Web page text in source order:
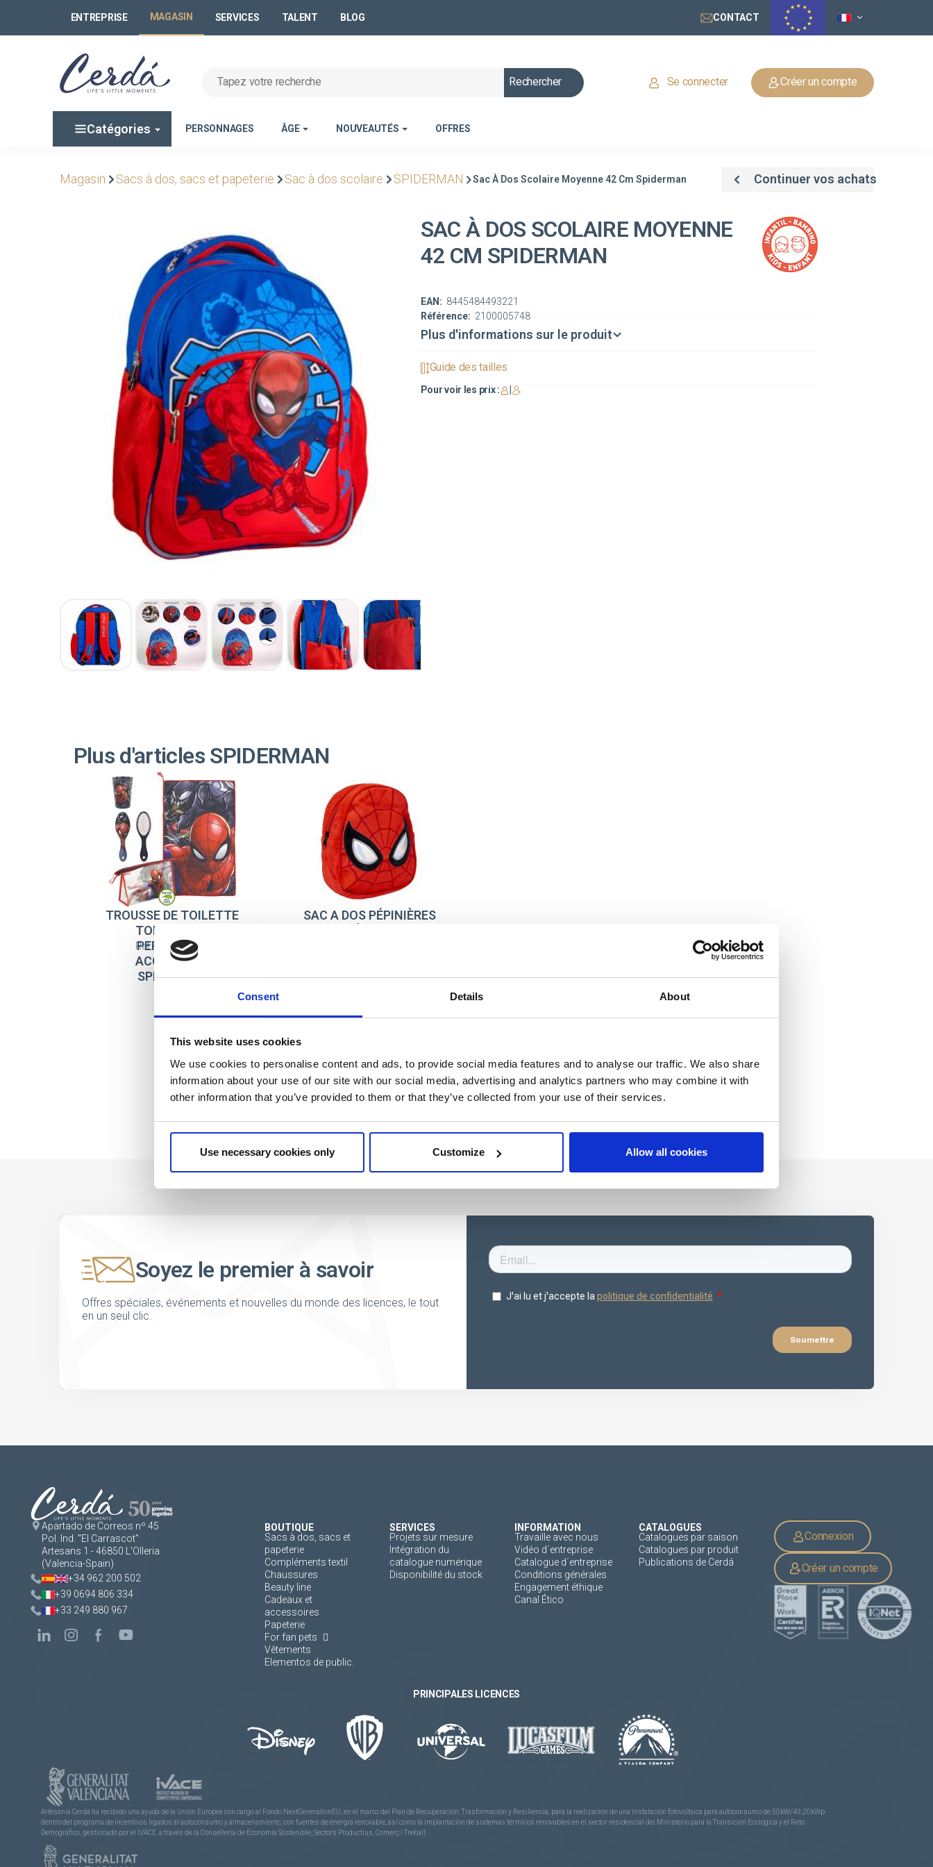
Consent Details About
This website uses cookies
We use cookies to personalise content and ads, to provide social media features and to analyse our traffic. We also share
information about your use of our site with our social media, advertising and analytics partners who may combine it with
other information that you’ve provided to them or that they’ve collected from your use of their services.
Use necessary cookies only Customize Allow all cookies
ENTREPRISE MAGASIN SERVICES TALENT BLOG CONTACT
Rechercher Se connecter Créer un compte
Catégories PERSONNAGES ÂGE NOUVEAUTÉS OFFRES
Magasin Sacs à dos, sacs et papeterie Sac à dos scolaire SPIDERMAN Sac À Dos Scolaire Moyenne 42 Cm Spiderman Continuer vos achats
SAC À DOS SCOLAIRE MOYENNE
42 CM SPIDERMAN
Référence: 2100005748
EAN: 8445484493221
Plus d'informations sur le produit
Guide des tailles
Pour voir les prix :
Plus d'articles SPIDERMAN
TROUSSE DE TOILETTE
TOILETTAGE
PERSONNEL
ACCESSOIRE
SPIDERMAN
Ref: 2100003467
SAC A DOS PÉPINIÈRES
Soyez le premier à savoir
Offres spéciales, événements et nouvelles du monde des licences, le tout
en un seul clic.
Apartado de Correos nº 45
Pol. Ind. "El Carrascot"
Artesans 1 - 46850 L'Olleria
(Valencia-Spain)
+34 962 200 502
+39 0694 806 334
+33 249 880 967
BOUTIQUE
Sacs à dos, sacs et
papeterie
Compléments textil
Chaussures
Beauty line
Cadeaux et
accessoires
Papeterie
For fan pets
Vêtements
Elementos de public.
SERVICES
Projets sur mesure
Intégration du
catalogue numérique
Disponibilité du stock
INFORMATION
Travaille avec nous
Vidéo d´entreprise
Catalogue d´entreprise
Conditions générales
Engagement éthique
Canal Ético
CATALOGUES
Catalogues par saison
Catalogues par produit
Publications de Cerdá
Connexion
Créer un compte
PRINCIPALES LICENCES
Artesanía Cerdá ha recibido una ayuda de la Unión Europea con cargo al Fondo NextGenerationEU, en el marco del Plan de Recuperación, Trasformación y Resiliencia, para la realización de una instalación fotovoltaica para autoconsumo de 50kW/43,20kWp
dentro del programa de incentivos ligados al autoconsumo y almacenamiento, con fuentes de energía renovable, así como la implantación de sistemas térmicos renovables en el sector residencial del Ministerio para la Transición Ecológica y el Reto
Demográfico, gestionado por el IVACE, a través de la Consellería de Economía Sostenible, Sectors Productius, Comerç i Treball.